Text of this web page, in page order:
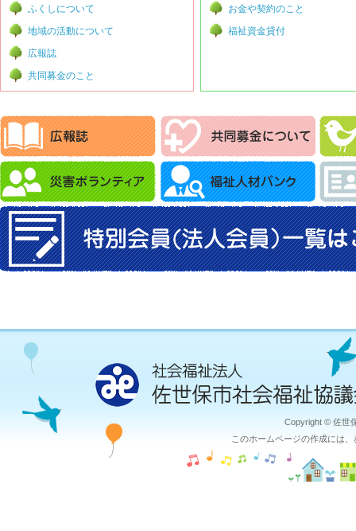
ふくしについて
地域の活動について
広報誌
共同募金のこと
お金や契約のこと
福祉資金貸付
Copyright © 佐世
このホームページの作成には